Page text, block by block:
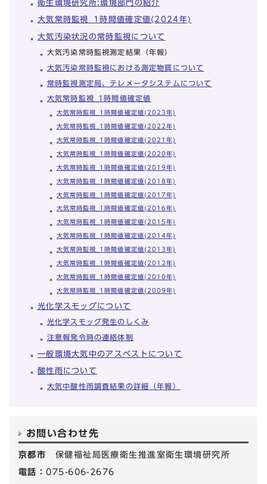
衛生環境研究所:環境部門の紹介
大気常時監視_1時間値確定値(2024年)
大気汚染状況の常時監視について
大気汚染常時監視測定結果（年報）
大気汚染常時監視における測定物質について
常時監視測定局、テレメータシステムについて
大気常時監視_1時間値確定値
大気常時監視_1時間値確定値(2023年)
大気常時監視_1時間値確定値(2022年)
大気常時監視_1時間値確定値(2021年)
大気常時監視_1時間値確定値(2020年)
大気常時監視_1時間値確定値(2019年)
大気常時監視_1時間値確定値(2018年)
大気常時監視_1時間値確定値(2017年)
大気常時監視_1時間値確定値(2016年)
大気常時監視_1時間値確定値(2015年)
大気常時監視_1時間値確定値(2014年)
大気常時監視_1時間値確定値(2013年)
大気常時監視_1時間値確定値(2012年)
大気常時監視_1時間値確定値(2010年)
大気常時監視_1時間値確定値(2009年)
光化学スモッグについて
光化学スモッグ発生のしくみ
注意報発令時の連絡体制
一般環境大気中のアスベストについて
酸性雨について
大気中酸性雨調査結果の詳細（年報）
お問い合わせ先
京都市 保健福祉局医療衛生推進室衛生環境研究所
電話：075-606-2676